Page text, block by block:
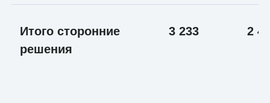
Итого сторонние
решения
3 233 2